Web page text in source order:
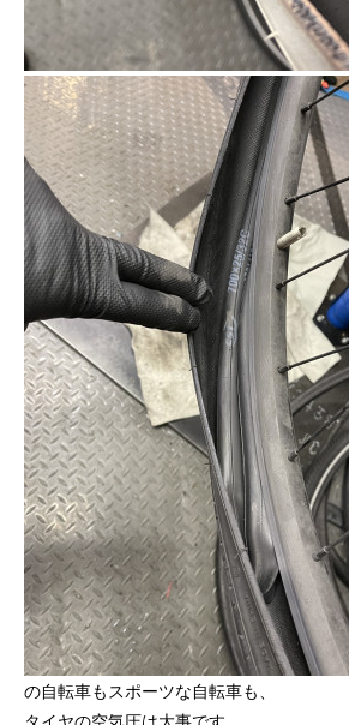
の自転車もスポーツな自転車も、